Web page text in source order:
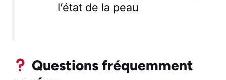
l’état de la peau
Questions fréquemment